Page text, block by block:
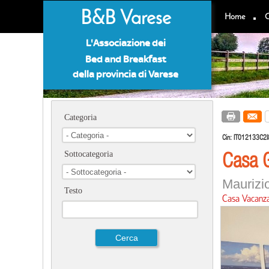
Categoria
Sottocategoria
Testo
Home
B&B Varese
L'Associazione dei
Bed and Breakfast
della provincia di Varese
Cin:
Casa
Casa